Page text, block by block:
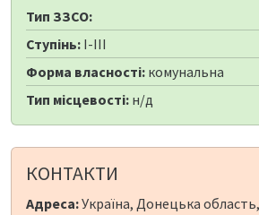
Тип ЗЗСО:
Ступінь: I-III
Форма власності: комунальна
Тип місцевості: н/д
КОНТАКТИ
Адреса:Україна, Донецька